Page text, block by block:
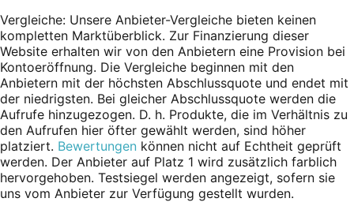
Vergleiche: Unsere Anbieter-Vergleiche bieten keinen
kompletten Marktüberblick. Zur Finanzierung dieser
Website erhalten wir von den Anbietern eine Provision bei
Kontoeröffnung. Die Vergleiche beginnen mit den
Anbietern mit der höchsten Abschlussquote und endet mit
der niedrigsten. Bei gleicher Abschlussquote werden die
Aufrufe hinzugezogen. D. h. Produkte, die im Verhältnis zu
den Aufrufen hier öfter gewählt werden, sind höher
platziert. Bewertungen können nicht auf Echtheit geprüft
werden. Der Anbieter auf Platz 1 wird zusätzlich farblich
hervorgehoben. Testsiegel werden angezeigt, sofern sie
uns vom Anbieter zur Verfügung gestellt wurden.